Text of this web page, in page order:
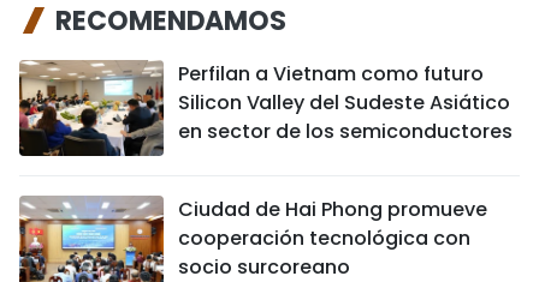
RECOMENDAMOS
Perfilan a Vietnam como futuro
Silicon Valley del Sudeste Asiático
en sector de los semiconductores
Ciudad de Hai Phong promueve
cooperación tecnológica con
socio surcoreano